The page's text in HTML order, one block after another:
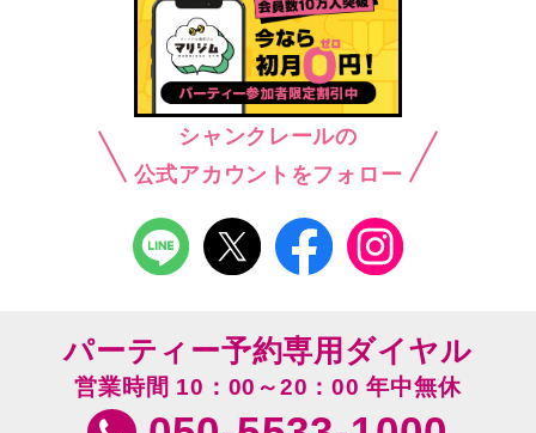
シャンクレールの
公式アカウントをフォロー
パーティー予約専用ダイヤル
営業時間 10：00～20：00 年中無休